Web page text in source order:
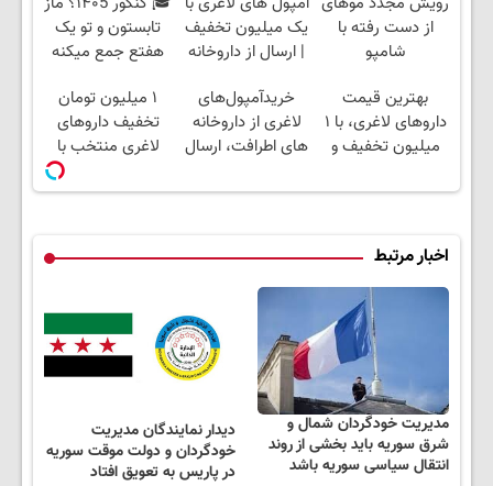
از دست رفته با
شامپو
امشب
یک میلیون تخفیف
| ارسال از داروخانه
تابستون و تو یک
هفتع جمع میکنه
بهترین قیمت
داروهای لاغری، با ۱
میلیون تخفیف و
خریدآمپول‌های
لاغری از داروخانه
های اطرافت، ارسال
یخ!
۱ میلیون تومان
تخفیف داروهای
لاغری منتخب با
ارسال از داروخانه
نزدیکت
اخبار مرتبط
مدیریت خودگردان شمال و
شرق سوریه باید بخشی از روند
انتقال سیاسی سوریه باشد
دیدار نمایندگان مدیریت
خودگردان و دولت موقت سوریه
در پاریس به تعویق افتاد